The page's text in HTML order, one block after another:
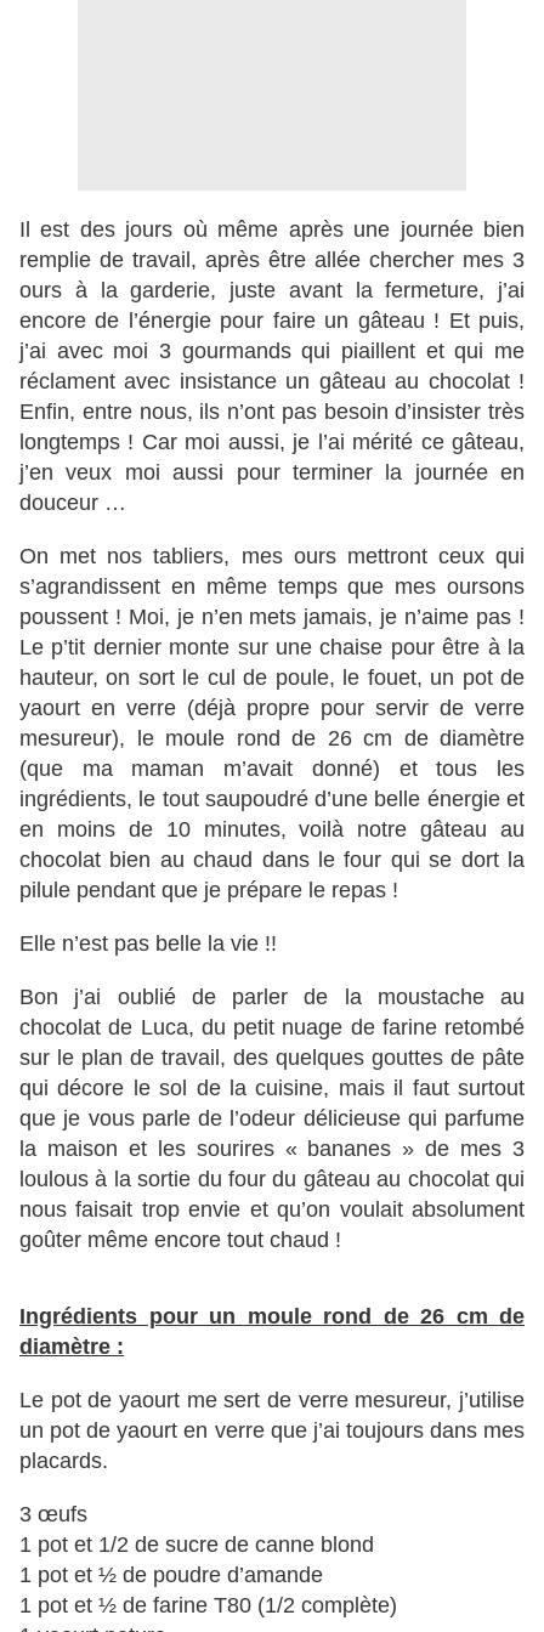
Il est des jours où même après une journée bien
remplie de travail, après être allée chercher mes 3
ours à la garderie, juste avant la fermeture, j’ai
encore de l’énergie pour faire un gâteau ! Et puis,
j’ai avec moi 3 gourmands qui piaillent et qui me
réclament avec insistance un gâteau au chocolat !
Enfin, entre nous, ils n’ont pas besoin d’insister très
longtemps ! Car moi aussi, je l’ai mérité ce gâteau,
j’en veux moi aussi pour terminer la journée en
douceur …
On met nos tabliers, mes ours mettront ceux qui
s’agrandissent en même temps que mes oursons
poussent ! Moi, je n’en mets jamais, je n’aime pas !
Le p’tit dernier monte sur une chaise pour être à la
hauteur, on sort le cul de poule, le fouet, un pot de
yaourt en verre (déjà propre pour servir de verre
mesureur), le moule rond de 26 cm de diamètre
(que ma maman m’avait donné) et tous les
ingrédients, le tout saupoudré d’une belle énergie et
en moins de 10 minutes, voilà notre gâteau au
chocolat bien au chaud dans le four qui se dort la
pilule pendant que je prépare le repas !
Elle n’est pas belle la vie !!
Bon j’ai oublié de parler de la moustache au
chocolat de Luca, du petit nuage de farine retombé
sur le plan de travail, des quelques gouttes de pâte
qui décore le sol de la cuisine, mais il faut surtout
que je vous parle de l’odeur délicieuse qui parfume
la maison et les sourires « bananes » de mes 3
loulous à la sortie du four du gâteau au chocolat qui
nous faisait trop envie et qu’on voulait absolument
goûter même encore tout chaud !
Ingrédients pour un moule rond de 26 cm de
diamètre :
Le pot de yaourt me sert de verre mesureur, j’utilise
un pot de yaourt en verre que j’ai toujours dans mes
placards.
3 œufs
1 pot et 1/2 de sucre de canne blond
1 pot et ½ de poudre d’amande
1 pot et ½ de farine T80 (1/2 complète)